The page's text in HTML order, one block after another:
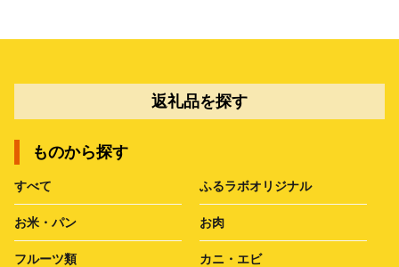
返礼品を探す
ものから探す
すべて ふるラボオリジナル
お米・パン お肉
フルーツ類 カニ・エビ